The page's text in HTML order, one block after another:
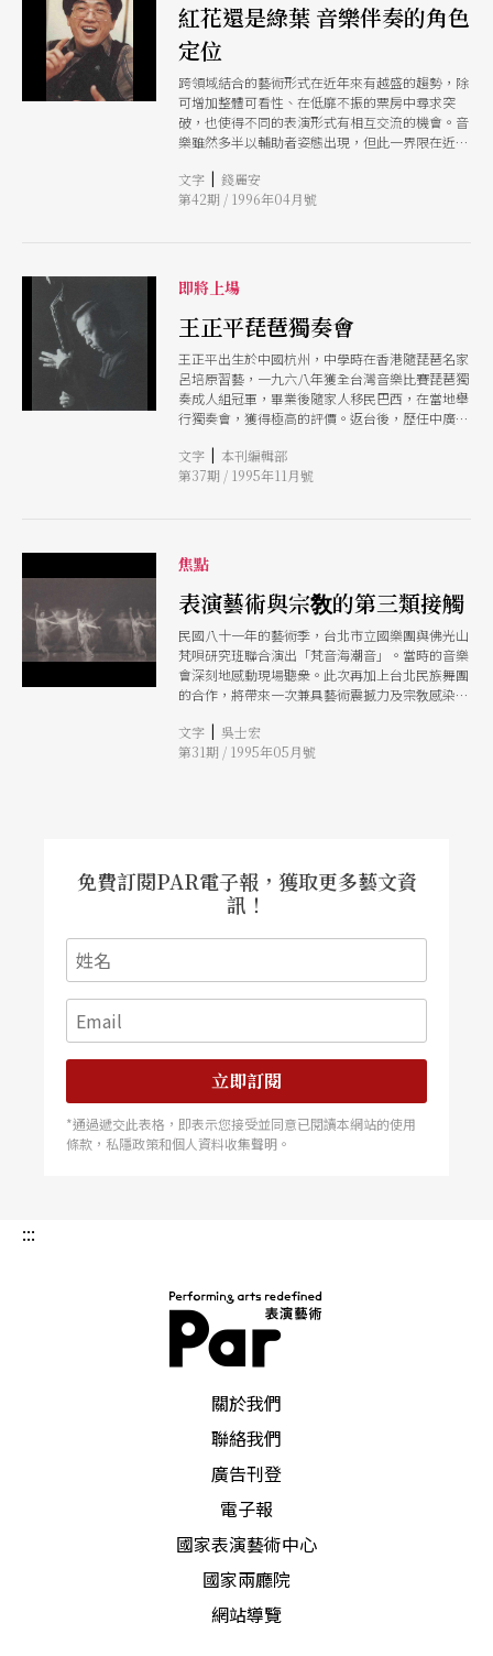
紅花還是綠葉 音樂伴奏的角色
定位
跨領域結合的藝術形式在近年來有越盛的趨勢，除
可增加整體可看性、在低靡不振的票房中尋求突
破，也使得不同的表演形式有相互交流的機會。音
樂雖然多半以輔助者姿態出現，但此一界限在近年
下深刻印象。
文字 | 錢麗安
第42期 / 1996年04月號
即將上場
王正平琵琶獨奏會
王正平出生於中國杭州，中學時在香港隨琵琶名家
呂培原習藝，一九六八年獲全台灣音樂比賽琵琶獨
奏成人組冠軍，畢業後隨家人移民巴西，在當地舉
行獨奏會，獲得極高的評價。返台後，歷任中廣國
得英國國家音樂博士，成爲中國傳統音樂的第一位
博士。 做爲一位中國傳統樂器的傳人，王正平除
國音樂的美學風格。他秉持「以新樂回到傳統，使
古樂獲得創新」的理念，認爲中國的音樂不僅是提
供給某一部分的中國人欣賞，而是要面對全世界的
音樂潮流，以開拓現代中國音樂的這片荒原。在這
一次的獨奏會中，王正平演奏的曲目涵蓋了古曲、
民初創作曲及近代創作曲，還有數首王正平自己的
創作，分別爲《泰山觀日》、《龍舟》、《蠶》、
《上花轎》、《春思》、《十面埋伏》、《眼兒
文字 | 本刊編輯部
第37期 / 1995年11月號
焦點
表演藝術與宗敎的第三類接觸
民國八十一年的藝術季，台北市立國樂團與佛光山
梵唄研究班聯合演出「梵音海潮音」。當時的音樂
會深刻地感動現場聽衆。此次再加上台北民族舞團
的合作，將帶來一次兼具藝術震撼力及宗敎感染力
文字 | 吳士宏
第31期 / 1995年05月號
免費訂閱PAR電子報，獲取更多藝文資
訊！
立即訂閱
*通過遞交此表格，即表示您接受並同意已閱讀本網站的使用
條款，私隱政策和個人資料收集聲明。
:::
關於我們
聯絡我們
廣告刊登
電子報
國家表演藝術中心
國家兩廳院
網站導覽